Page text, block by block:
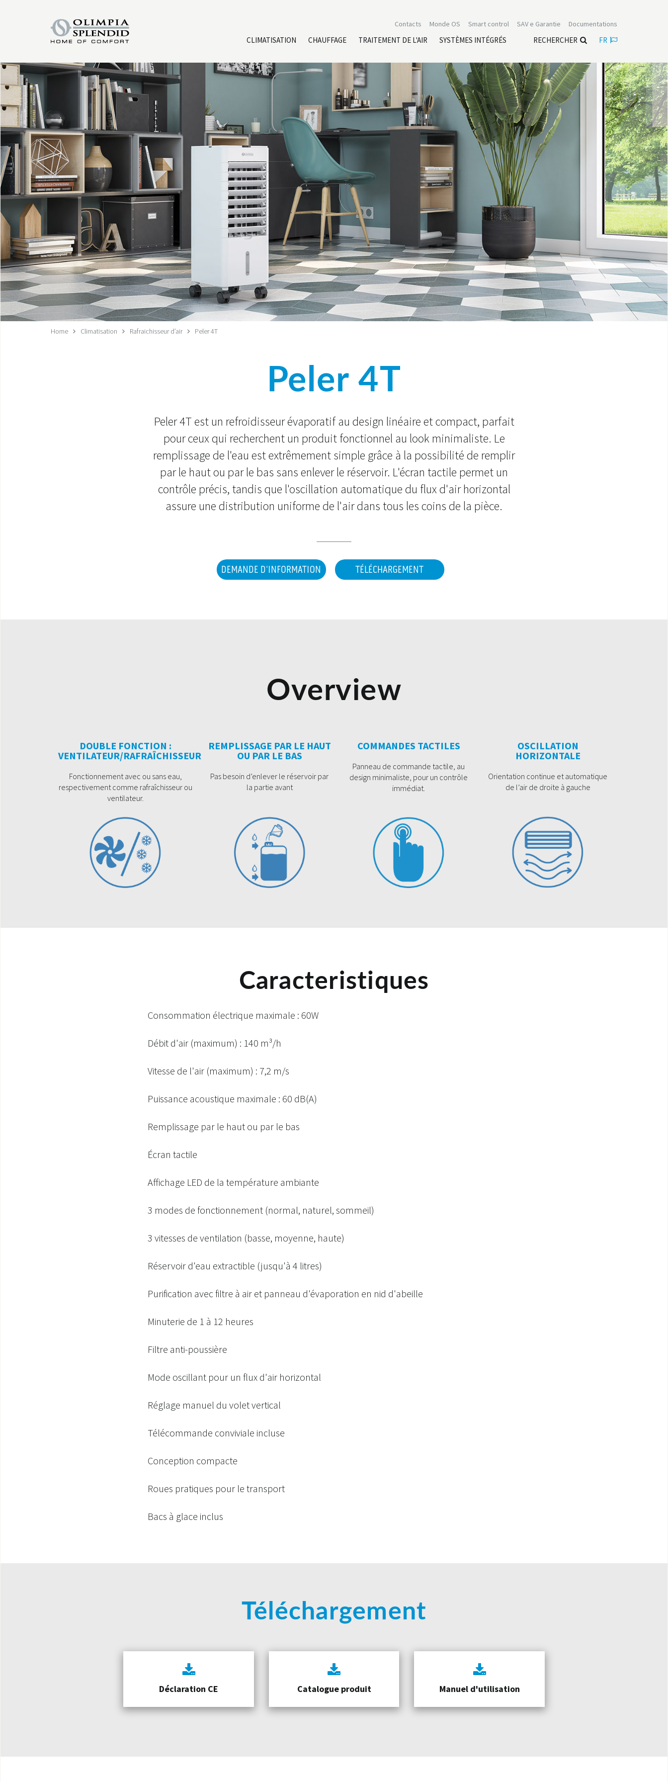
Documentations
SAV e Garantie
Smart control
Monde OS
Contacts
CLIMATISATION CHAUFFAGE TRAITEMENT DE L'AIR SYSTÈMES INTÉGRÉS RECHERCHER FR
Home Climatisation Rafraichisseur d’air Peler 4T
Peler 4T
Peler 4T est un refroidisseur évaporatif au design linéaire et compact, parfait
pour ceux qui recherchent un produit fonctionnel au look minimaliste. Le
remplissage de l'eau est extrêmement simple grâce à la possibilité de remplir
par le haut ou par le bas sans enlever le réservoir. L'écran tactile permet un
contrôle précis, tandis que l'oscillation automatique du flux d'air horizontal
assure une distribution uniforme de l'air dans tous les coins de la pièce.
DEMANDE D'INFORMATION TÉLÉCHARGEMENT
Overview
DOUBLE FONCTION :
VENTILATEUR/RAFRAÎCHISSEUR
Fonctionnement avec ou sans eau,
respectivement comme rafraîchisseur ou
ventilateur.
REMPLISSAGE PAR LE HAUT
OU PAR LE BAS
Pas besoin d’enlever le réservoir par
la partie avant
COMMANDES TACTILES
Panneau de commande tactile, au
design minimaliste, pour un contrôle
immédiat.
OSCILLATION
HORIZONTALE
Orientation continue et automatique
de l’air de droite à gauche
Caracteristiques
Consommation électrique maximale : 60W
Débit d'air (maximum) : 140 m³/h
Vitesse de l'air (maximum) : 7,2 m/s
Puissance acoustique maximale : 60 dB(A)
Remplissage par le haut ou par le bas
Écran tactile
Affichage LED de la température ambiante
3 modes de fonctionnement (normal, naturel, sommeil)
3 vitesses de ventilation (basse, moyenne, haute)
Réservoir d'eau extractible (jusqu'à 4 litres)
Purification avec filtre à air et panneau d'évaporation en nid d'abeille
Minuterie de 1 à 12 heures
Filtre anti-poussière
Mode oscillant pour un flux d'air horizontal
Réglage manuel du volet vertical
Télécommande conviviale incluse
Conception compacte
Roues pratiques pour le transport
Bacs à glace inclus
Téléchargement
Déclaration CE Catalogue produit Manuel d'utilisation